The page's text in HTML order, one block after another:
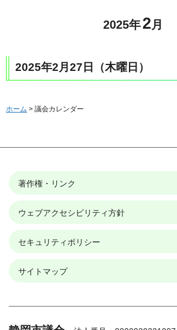
2025年2 月
2025年2月27日（木曜日）
ホーム > 議会カレンダー
著作権・リンク
ウェブアクセシビリティ方針
セキュリティポリシー
サイトマップ